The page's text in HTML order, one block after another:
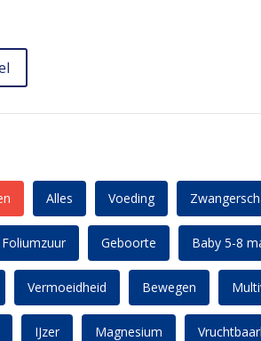
Alles Voeding
Foliumzuur Geboorte Baby 5-8
Vermoeidheid Bewegen
IJzer Magnesium